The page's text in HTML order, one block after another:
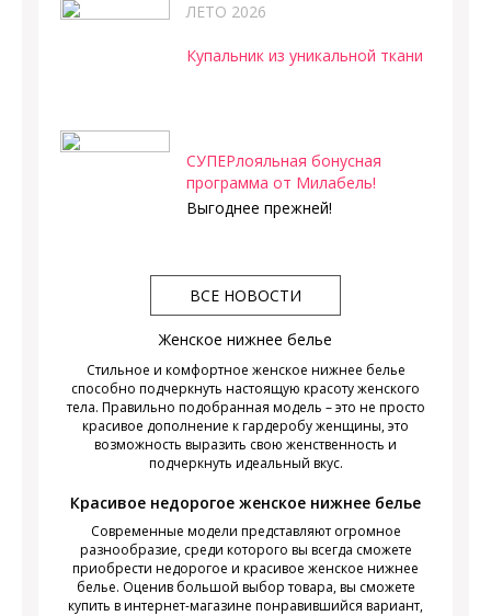
ЛЕТО 2026
Купальник из уникальной ткани
СУПЕРлояльная бонусная
программа от Милабель!
Выгоднее прежней!
ВСЕ НОВОСТИ
Женское нижнее белье
Стильное и комфортное женское нижнее белье
способно подчеркнуть настоящую красоту женского
тела. Правильно подобранная модель – это не просто
красивое дополнение к гардеробу женщины, это
возможность выразить свою женственность и
подчеркнуть идеальный вкус.
Красивое недорогое женское нижнее белье
Современные модели представляют огромное
разнообразие, среди которого вы всегда сможете
приобрести недорогое и красивое женское нижнее
белье. Оценив большой выбор товара, вы сможете
купить в интернет-магазине понравившийся вариант,